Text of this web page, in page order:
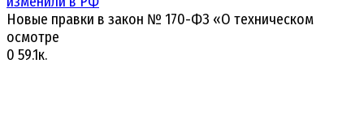
Новые правки в закон № 170-ФЗ «О техническом
осмотре
0 59.1к.